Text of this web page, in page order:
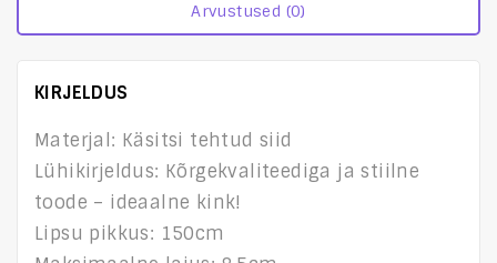
Arvustused (0)
KIRJELDUS
Materjal: Käsitsi tehtud siid
Lühikirjeldus: Kõrgekvaliteediga ja stiilne
toode – ideaalne kink!
Lipsu pikkus: 150cm